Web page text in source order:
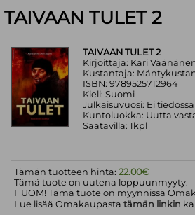
TAIVAAN TULET 2
TAIVAAN TULET 2
Kirjoittaja: Kari
Kustantaja:
ISBN: 9789525712964
Kieli: Suomi
Julkaisuvuosi: Ei tiedossa
Kuntoluokka: Uutta
Saatavilla: 1kpl
Tämän tuotteen hinta:22.00€
Tämä tuote on uutena loppuunmyyty.
HUOM! Tämä tuote on myynnissä
Lue lisää Omakaupastatämän linkin